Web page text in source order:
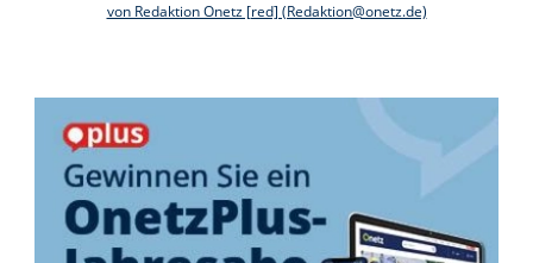
von Redaktion Onetz [red] (Redaktion@onetz.de)